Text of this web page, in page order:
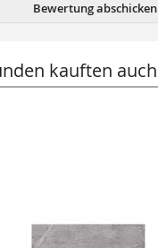
Bewertung abschicken
kauften auch